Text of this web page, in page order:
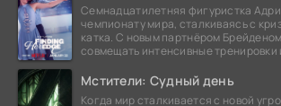
Семнадцатилетняя фигуристка
чемпионату мира, сталкиваясь с
катка. С новым партнёром
совмещать интенсивные
Мстители: Судный день
Когда мир сталкивается с новой